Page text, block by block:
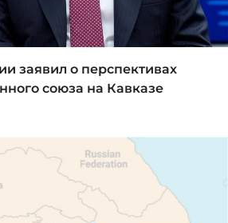
заявил о перспективах
союза на Кавказе